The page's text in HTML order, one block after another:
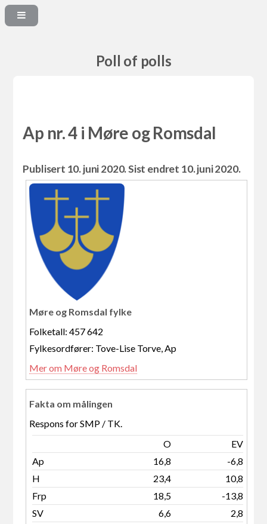
Poll of polls
Ap nr. 4 i Møre og Romsdal
Publisert 10. juni 2020. Sist endret 10. juni 2020.
Møre og Romsdal fylke
Folketall: 457 642
Fylkesordfører: Tove-Lise Torve, Ap
Mer om Møre og Romsdal
Fakta om målingen
Respons for SMP / TK.
O
EV
Ap
16,8
-6,8
H
23,4
10,8
Frp
18,5
-13,8
SV
6,6
2,8